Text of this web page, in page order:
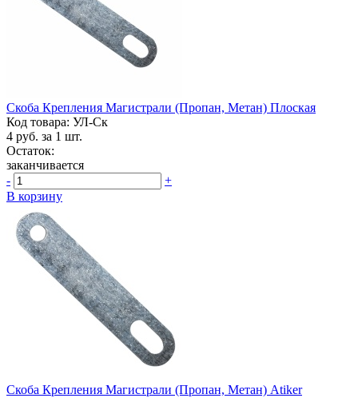
Скоба Крепления Магистрали (пропан, Метан) Плоская
Код товара: УЛ-Ск
4 руб. за 1 шт.
Остаток:
заканчивается
-
+
В корзину
Скоба Крепления Магистрали (пропан, Метан) Atiker